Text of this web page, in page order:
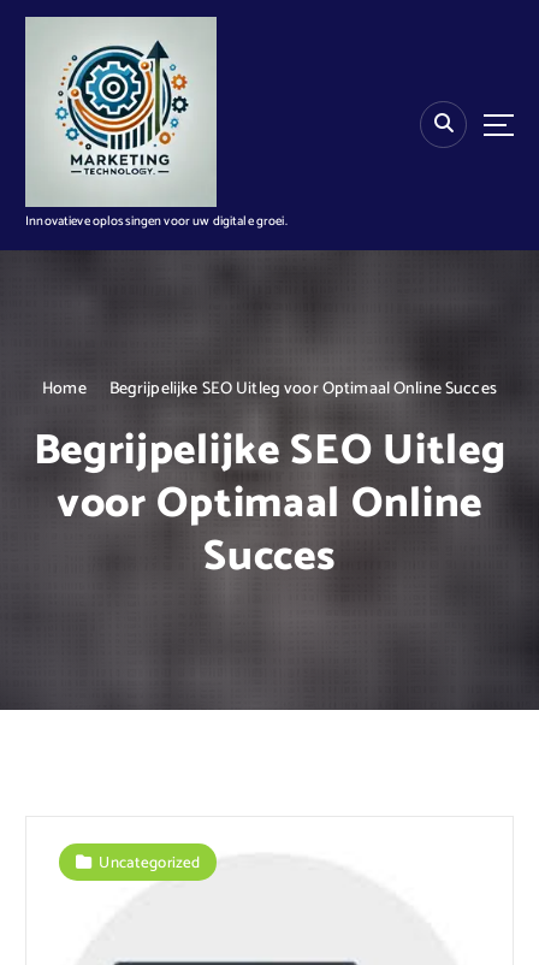
n
Innovatieve oplossingen voor uw digitale groei.
Home Begrijpelijke SEO Uitleg voor Optimaal Online Succes
Begrijpelijke SEO Uitleg
voor Optimaal Online
Succes
Uncategorized